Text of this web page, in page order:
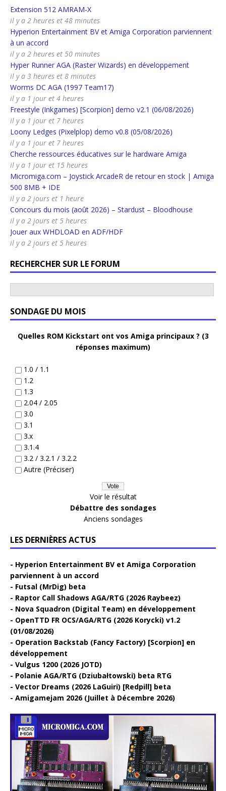
Extension 512 AMRAM-X
il y a 2 heures et 48 minutes
Hyperion Entertainment BV et Amiga Corporation parviennent
à un accord
il y a 2 heures et 50 minutes
Hyper Runner AGA (Raster Wizards) en développement
il y a 3 heures et 8 minutes
Worms DC AGA (1997 Team17)
il y a 1 jour et 4 heures
Freestyle (Inkgames) [Scorpion] demo v2.1 (06/08/2026)
il y a 1 jour et 7 heures
Loony Ledges (Pixelplop) demo v0.8 (05/08/2026)
il y a 1 jour et 7 heures
Cherche ressources éducatives sur le hardware Amiga
il y a 1 jour et 15 heures
Micromiga.com – Joystick ArcadeR de retour en stock | Amiga
500 8MB + IDE
il y a 2 jours et 1 heure
Concours du mois (août 2026) – Stardust – Bloodhouse
il y a 2 jours et 5 heures
Jouer aux WHDLOAD en ADF/HDF
il y a 2 jours et 5 heures
RECHERCHER SUR LE FORUM
SONDAGE DU MOIS
Quelles ROM Kickstart ont vos Amiga principaux ? (3
réponses maximum)
1.0 / 1.1
1.2
1.3
2.04 / 2.05
3.0
3.1
3.x
3.1.4
3.2 / 3.2.1 / 3.2.2
Autre (Préciser)
Voir le résultat
Débattre des sondages
Anciens sondages
LES DERNIÈRES ACTUS
Hyperion Entertainment BV et Amiga Corporation
parviennent à un accord
Futsal (MrDig) beta
Raptor Call Shadows AGA/RTG (2026 Raybeez)
Nova Squadron (Digital Team) en développement
OpenTTD FR OCS/AGA/RTG (2026 Korycki) v1.2
(01/08/2026)
Operation Backstab (Fancy Factory) [Scorpion] en
développement
Vulgus 1200 (2026 JOTD)
Polanie AGA/RTG (Dziubałtowski) beta RTG
Vector Dreams (2026 LaGuiri) [Redpill] beta
Amigamejam 2026 (Juillet à Décembre 2026)